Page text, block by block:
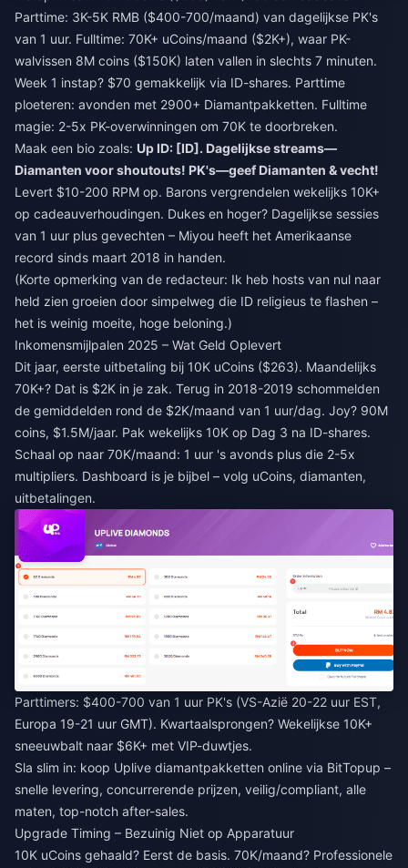
Parttime: 3K-5K RMB ($400-700/maand) van dagelijkse PK's
van 1 uur. Fulltime: 70K+ uCoins/maand ($2K+), waar PK-
walvissen 8M coins ($150K) laten vallen in slechts 7 minuten.
Week 1 instap? $70 gemakkelijk via ID-shares. Parttime
ploeteren: avonden met 2900+ Diamantpakketten. Fulltime
magie: 2-5x PK-overwinningen om 70K te doorbreken.
Maak een bio zoals: Up ID: [ID]. Dagelijkse streams—
Diamanten voor shoutouts! PK's—geef Diamanten & vecht!
Levert $10-200 RPM op. Barons vergrendelen wekelijks 10K+
op cadeauverhoudingen. Dukes en hoger? Dagelijkse sessies
van 1 uur plus gevechten – Miyou heeft het Amerikaanse
record sinds maart 2018 in handen.
(Korte opmerking van de redacteur: Ik heb hosts van nul naar
held zien groeien door simpelweg die ID religieus te flashen –
het is weinig moeite, hoge beloning.)
Inkomensmijlpalen 2025 – Wat Geld Oplevert
Dit jaar, eerste uitbetaling bij 10K uCoins ($263). Maandelijks
70K+? Dat is $2K in je zak. Terug in 2018-2019 schommelden
de gemiddelden rond de $2K/maand van 1 uur/dag. Joy? 90M
coins, $1.5M/jaar. Pak wekelijks 10K op Dag 3 na ID-shares.
Schaal op naar 70K/maand: 1 uur 's avonds plus die 2-5x
multipliers. Dashboard is je bijbel – volg uCoins, diamanten,
uitbetalingen.
Parttimers: $400-700 van 1 uur PK's (VS-Azië 20-22 uur EST,
Europa 19-21 uur GMT). Kwartaalsprongen? Wekelijkse 10K+
sneeuwbalt naar $6K+ met VIP-duwtjes.
Sla slim in: koop Uplive diamantpakketten online via BitTopup –
snelle levering, concurrerende prijzen, veilig/compliant, alle
maten, top-notch after-sales.
Upgrade Timing – Bezuinig Niet op Apparatuur
10K uCoins gehaald? Eerst de basis. 70K/maand? Professionele